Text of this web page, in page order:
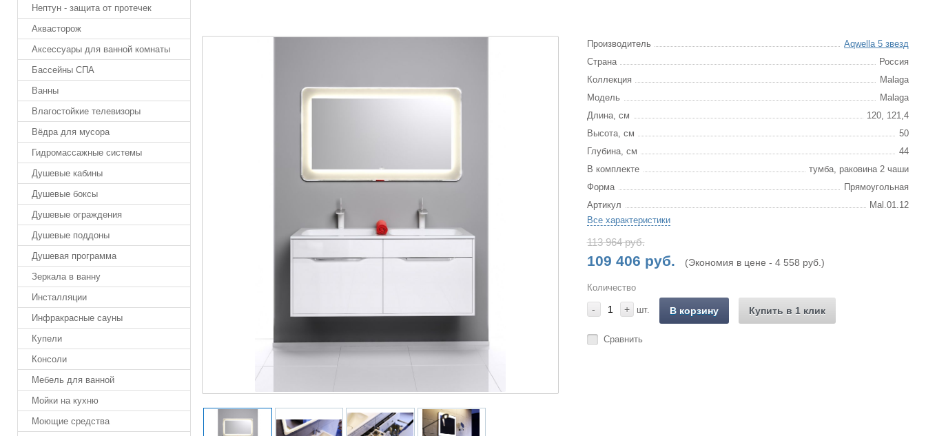
Нептун - защита от протечек
Аквасторож
Аксессуары для ванной комнаты
Бассейны СПА
Ванны
Влагостойкие телевизоры
Вёдра для мусора
Гидромассажные системы
Душевые кабины
Душевые боксы
Душевые ограждения
Душевые поддоны
Душевая программа
Зеркала в ванну
Инсталляции
Инфракрасные сауны
Купели
Консоли
Мебель для ванной
Мойки на кухню
Моющие средства
Производитель
Aqwella 5 звезд
Страна
Россия
Коллекция
Malaga
Модель
Malaga
Длина, см
120, 121,4
Высота, см
50
Глубина, см
44
В комплекте
тумба, раковина 2 чаши
Форма
Прямоугольная
Артикул
Mal.01.12
Все характеристики
113 964 руб.
109 406 руб. (Экономия в цене - 4 558 руб.)
Количество
- + шт. В корзину Купить в 1 клик
Сравнить